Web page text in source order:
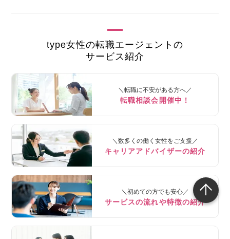
type女性の転職エージェントの
サービス紹介
＼転職に不安がある方へ／
転職相談会開催中！
＼数多くの働く女性をご支援／
キャリアアドバイザーの紹介
＼初めての方でも安心／
サービスの流れや特徴の紹介